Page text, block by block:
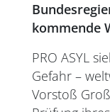
kommende
PRO ASYL
Gefahr –
Vorstoß